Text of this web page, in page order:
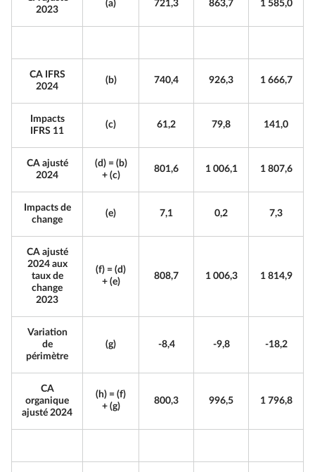
2023
(a) 721,3 863,7 1 585,0
CA IFRS
2024
(b) 740,4 926,3 1 666,7
Impacts
IFRS 11
(c) 61,2 79,8 141,0
CA ajusté
2024
(d) = (b)
+ (c)
801,6 1 006,1 1 807,6
Impacts de
change
(e) 7,1 0,2 7,3
CA ajusté
2024 aux
taux de
change
2023
(f) = (d)
+ (e)
808,7 1 006,3 1 814,9
Variation
de
périmètre
(g) -8,4 -9,8 -18,2
CA
organique
ajusté 2024
(h) = (f)
+ (g)
800,3 996,5 1 796,8